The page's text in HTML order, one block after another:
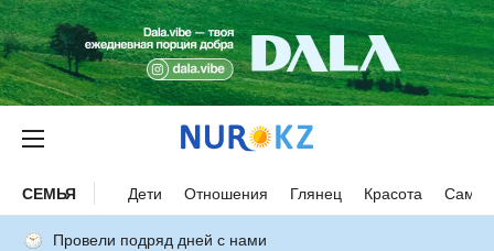
СЕМЬЯ Дети Отношения Глянец Красота
Провели подряд дней с нами